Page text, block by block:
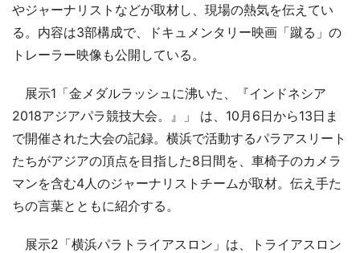
やジャーナリストなどが取材し、現場の熱気を伝えてい
る。内容は3部構成で、ドキュメンタリー映画「蹴る」の
トレーラー映像も公開している。
展示1「金メダルラッシュに沸いた、『インドネシア
2018アジアパラ競技大会。』」 は、10月6日から13日ま
で開催された大会の記録。横浜で活動するパラアスリート
たちがアジアの頂点を目指した8日間を、車椅子のカメラ
マンを含む4人のジャーナリストチームが取材。伝え手た
ちの言葉とともに紹介する。
展示2「横浜パラトライアスロン」は、トライアスロン